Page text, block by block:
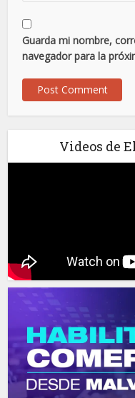
Guarda mi nombre,
navegador para la
Videos de